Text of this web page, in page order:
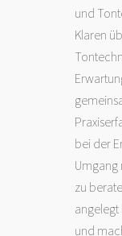
und
Klaren
bei der
Umgang
zu
und